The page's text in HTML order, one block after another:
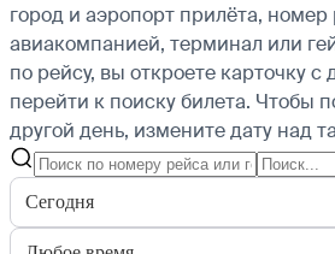
город и аэропорт прилёта, номер
авиакомпанией, терминал или
по рейсу, вы откроете карточку
перейти к поиску билета. Чтобы
другой день, измените дату над
Сегодня